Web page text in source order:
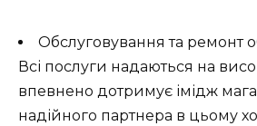
Обслуговування та ремонт
Всі послуги надаються на
впевнено дотримує імідж
надійного партнера в цьому